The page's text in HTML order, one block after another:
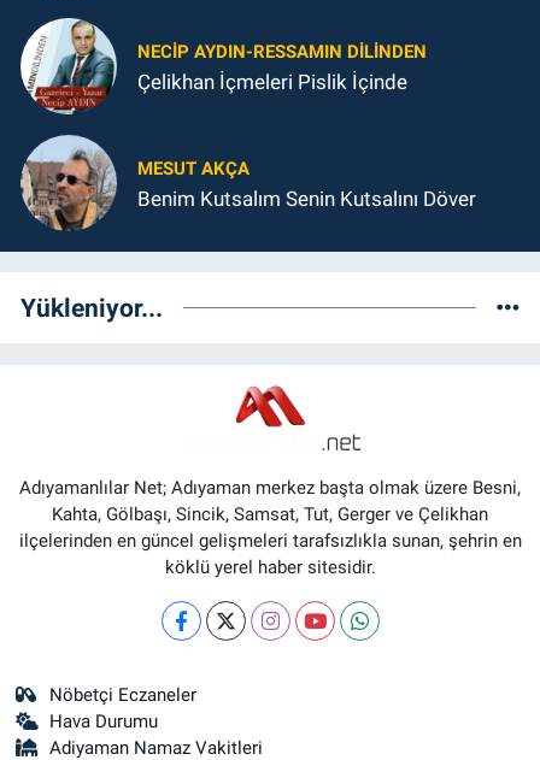
NECIP AYDIN-RESSAMIN DILINDEN
Çelikhan İçmeleri Pislik İçinde
MESUT AKÇA
Benim Kutsalım Senin Kutsalını Döver
Yükleniyor...
Adıyamanlılar Net; Adıyaman merkez başta olmak üzere Besni,
Kahta, Gölbaşı, Sincik, Samsat, Tut, Gerger ve Çelikhan
ilçelerinden en güncel gelişmeleri tarafsızlıkla sunan, şehrin en
köklü yerel haber sitesidir.
Nöbetçi Eczaneler
Hava Durumu
Adiyaman Namaz Vakitleri